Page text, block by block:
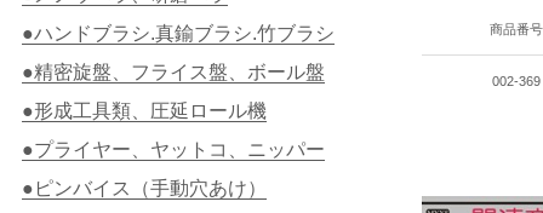
商品番号
002-369
●ハンドブラシ.真鍮ブラシ.竹ブラシ
●精密旋盤、フライス盤、ボール盤
●形成工具類、圧延ロール機
●プライヤー、ヤットコ、ニッパー
●ピンバイス（手動穴あけ）